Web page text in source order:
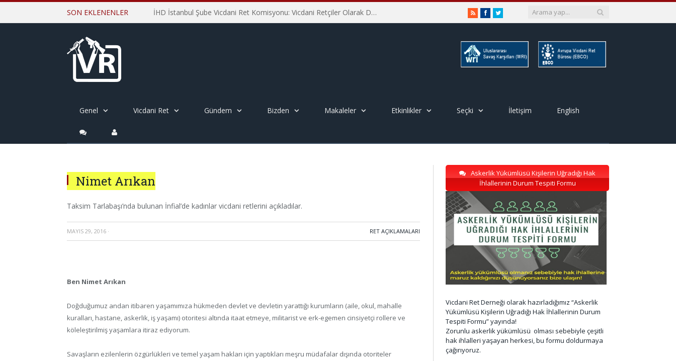
SON EKLENENLER İHD İstanbul Şube Vicdani Ret Komisyonu: Vicdani Retçiler Olarak Destek İçin Buradayız! RSSFacebookTwitter
Genel Vicdani Ret Gündem Bizden Makaleler Etkinlikler Seçki İletişim English
Nimet Arıkan
Taksim Tarlabaşı’nda bulunan İnfial’de kadınlar vicdani retlerini açıkladılar.
MAYIS 29, 2016 · RET AÇIKLAMALARI
Ben Nimet Arıkan
Doğduğumuz andan itibaren yaşamımıza hükmeden devlet ve devletin yarattığı kurumların (aile, okul, mahalle
kuralları, hastane, askerlik, iş yaşamı) otoritesi altında itaat etmeye, militarist ve erk-egemen cinsiyetçi rollere ve
köleleştirilmiş yaşamlara itiraz ediyorum.
Savaşların ezilenlerin özgürlükleri ve temel yaşam hakları için yaptıkları meşru müdafalar dışında otoriteler
Askerlik Yükümlüsü Kişilerin Uğradığı Hak
İhlallerinin Durum Tespiti Formu
Vicdani Ret Derneği olarak hazırladığımız “Askerlik
Yükümlüsü Kişilerin Uğradığı Hak İhlallerinin Durum
Tespiti Formu” yayında!
Zorunlu askerlik yükümlüsü olması sebebiyle çeşitli
hak ihlalleri yaşayan herkesi, bu formu doldurmaya
çağırıyoruz.